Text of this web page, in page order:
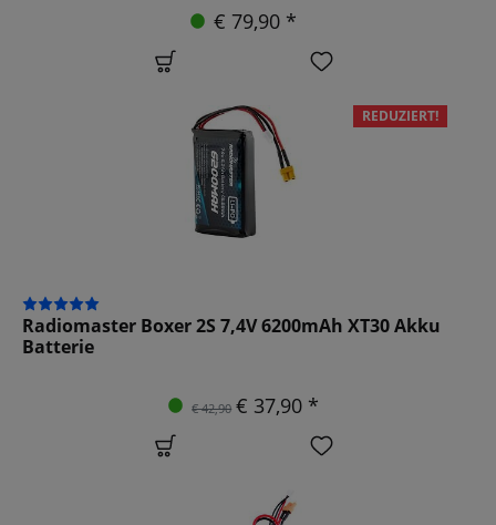
€ 79,90 *
REDUZIERT!
Radiomaster Boxer 2S 7,4V 6200mAh XT30 Akku
Batterie
€ 42,90 € 37,90 *